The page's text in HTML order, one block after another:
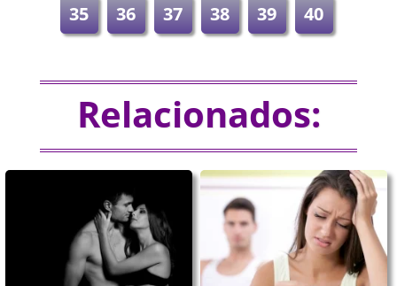
35
36 37 38 39 40
Relacionados: